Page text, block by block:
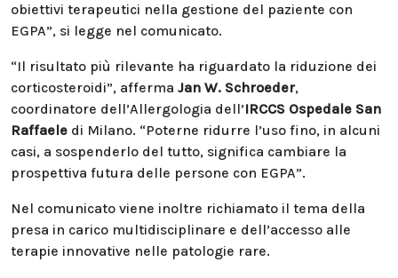
obiettivi terapeutici nella gestione del paziente con
EGPA”, si legge nel comunicato.
“Il risultato più rilevante ha riguardato la riduzione dei
corticosteroidi”, afferma Jan W. Schroeder,
coordinatore dell’Allergologia dell’IRCCS Ospedale San
Raffaele di Milano. “Poterne ridurre l’uso fino, in alcuni
casi, a sospenderlo del tutto, significa cambiare la
prospettiva futura delle persone con EGPA”.
Nel comunicato viene inoltre richiamato il tema della
presa in carico multidisciplinare e dell’accesso alle
terapie innovative nelle patologie rare.